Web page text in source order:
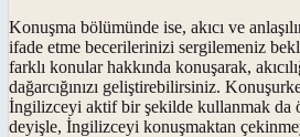
Konuşma bölümünde ise, akıcı ve
ifade etme becerilerinizi sergilemeniz
farklı konular hakkında konuşarak,
dağarcığınızı geliştirebilirsiniz.
İngilizceyi aktif bir şekilde kullanmak da
deyişle, İngilizceyi konuşmaktan